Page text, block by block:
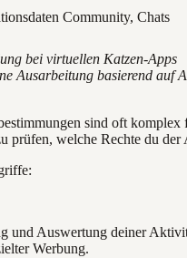
Community, Chats
bei virtuellen Katzen-Apps
Ausarbeitung basierend auf
sind oft
prüfen, welche Rechte du der
und Auswertung deiner
Werbung.